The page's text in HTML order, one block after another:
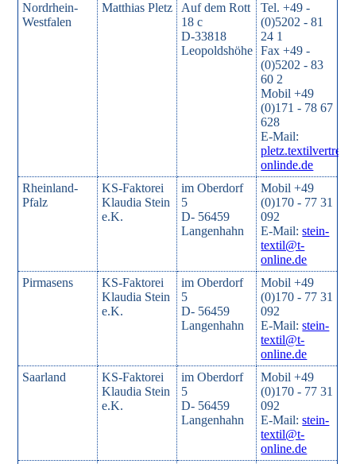
Nordrhein-
Westfalen
Matthias Pletz
Auf dem Rott
18 c
D-33818
Leopoldshöhe
Tel. +49 -
(0)5202 - 81
24 1
Fax +49 -
(0)5202 - 83
60 2
Mobil +49
(0)171 - 78 67
628
E-Mail:
onlinde.de
Rheinland-
Pfalz
KS-Faktorei
Klaudia Stein
e.K.
im Oberdorf
5
D- 56459
Langenhahn
Mobil +49
(0)170 - 77 31
092
E-Mail:stein-
textil@t-
online.de
Pirmasens
KS-Faktorei
Klaudia Stein
e.K.
im Oberdorf
5
D- 56459
Langenhahn
Mobil +49
(0)170 - 77 31
092
E-Mail:stein-
textil@t-
online.de
Saarland
KS-Faktorei
Klaudia Stein
e.K.
im Oberdorf
5
D- 56459
Langenhahn
Mobil +49
(0)170 - 77 31
092
E-Mail:stein-
textil@t-
online.de